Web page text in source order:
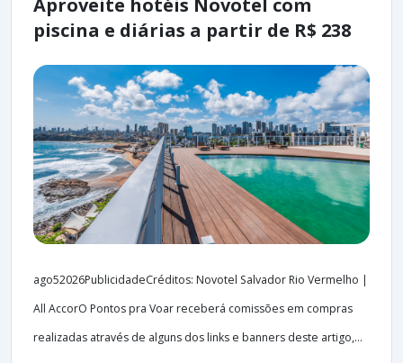
piscina e diárias a partir de R$ 238
ago52026PublicidadeCréditos: Novotel Salvador Rio Vermelho |
All AccorO Pontos pra Voar receberá comissões em compras
realizadas através de alguns dos links e banners deste artigo,...